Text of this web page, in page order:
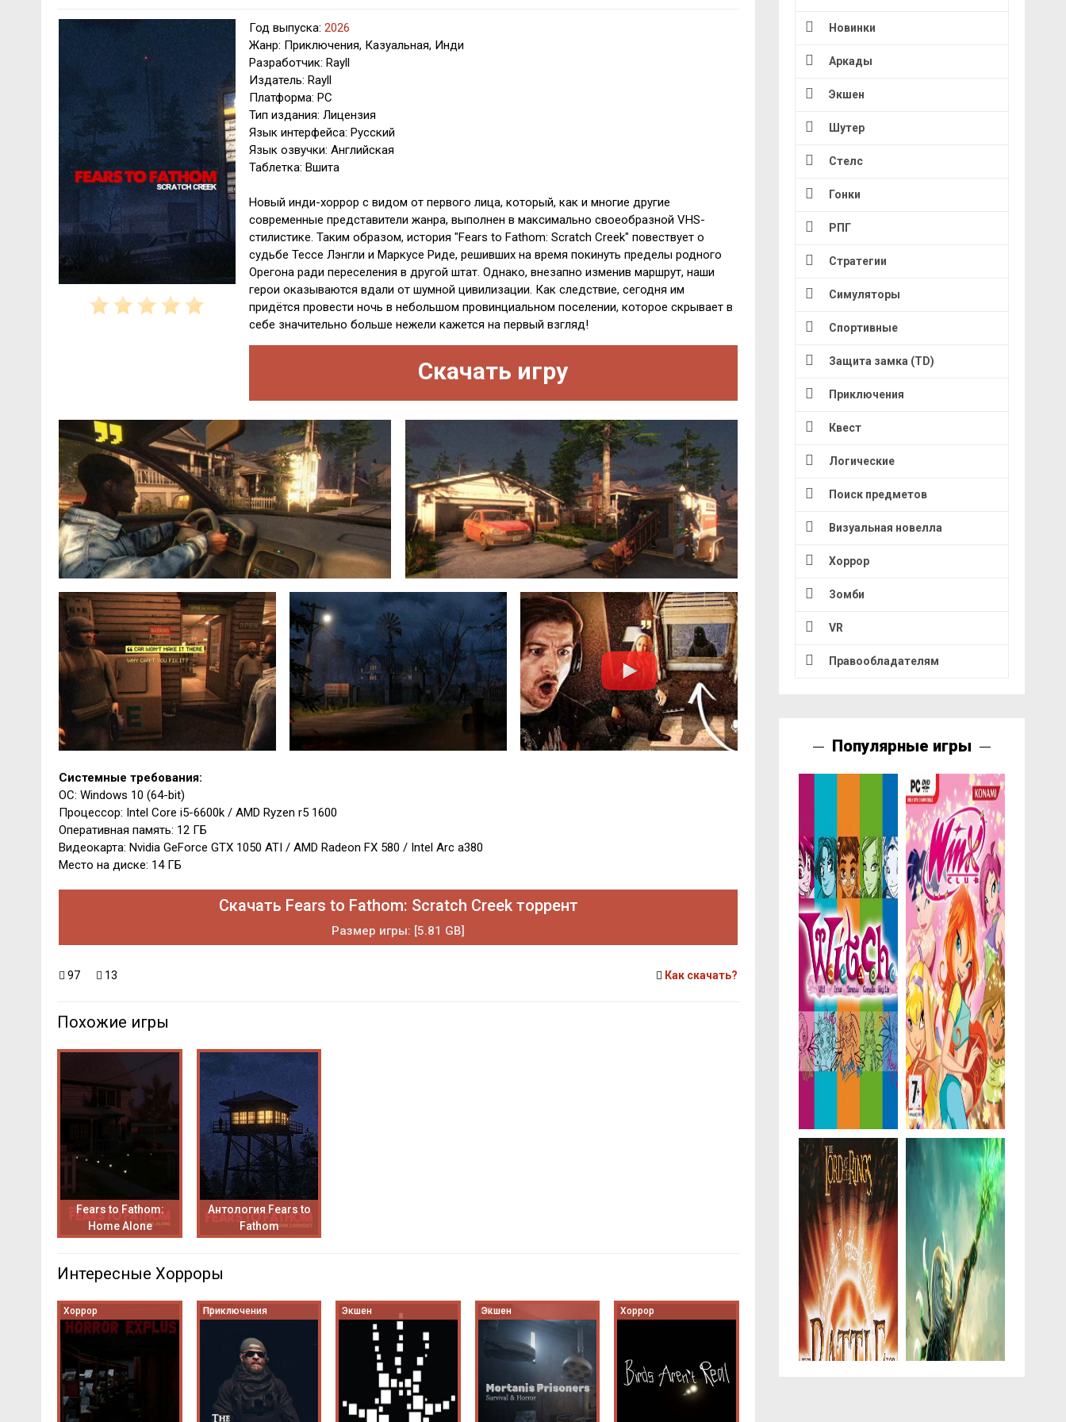
Год выпуска: 2026
Жанр: Приключения, Казуальная, Инди
Разработчик: Rayll
Издатель: Rayll
Платформа: PC
Тип издания: Лицензия
Язык интерфейса: Русский
Язык озвучки: Английская
Таблетка: Вшита
Новый инди-хоррор с видом от первого лица, который, как и многие другие
современные представители жанра, выполнен в максимально своеобразной VHS-
стилистике. Таким образом, история "Fears to Fathom: Scratch Creek" повествует о
судьбе Тессе Лэнгли и Маркусе Риде, решивших на время покинуть пределы родного
Орегона ради переселения в другой штат. Однако, внезапно изменив маршрут, наши
герои оказываются вдали от шумной цивилизации. Как следствие, сегодня им
придётся провести ночь в небольшом провинциальном поселении, которое скрывает в
себе значительно больше нежели кажется на первый взгляд!
Скачать игру
Системные требования:
ОС: Windows 10 (64-bit)
Процессор: Intel Core i5-6600k / AMD Ryzen r5 1600
Оперативная память: 12 ГБ
Видеокарта: Nvidia GeForce GTX 1050 ATI / AMD Radeon FX 580 / Intel Arc a380
Место на диске: 14 ГБ
Скачать Fears to Fathom: Scratch Creek торрент
Размер игры: [5.81 GB]
97 13 Как скачать?
Похожие игры
Fears to Fathom:
Home Alone
Антология Fears to
Fathom
Интересные Хорроры
Хоррор Приключения Экшен Экшен Хоррор
Новинки
Аркады
Экшен
Шутер
Стелс
Гонки
РПГ
Стратегии
Симуляторы
Спортивные
Защита замка (TD)
Приключения
Квест
Логические
Поиск предметов
Визуальная новелла
Хоррор
Зомби
VR
Правообладателям
Популярные игры